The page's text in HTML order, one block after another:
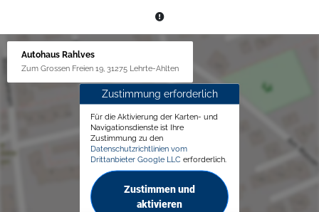
Autohaus Rahlves
Zum Grossen Freien 19, 31275 Lehrte-Ahlten
Zustimmung erforderlich
Für die Aktivierung der Karten- und
Navigationsdienste ist Ihre
Zustimmung zu den
Datenschutzrichtlinien vom
Drittanbieter Google LLC erforderlich.
Zustimmen und
aktivieren